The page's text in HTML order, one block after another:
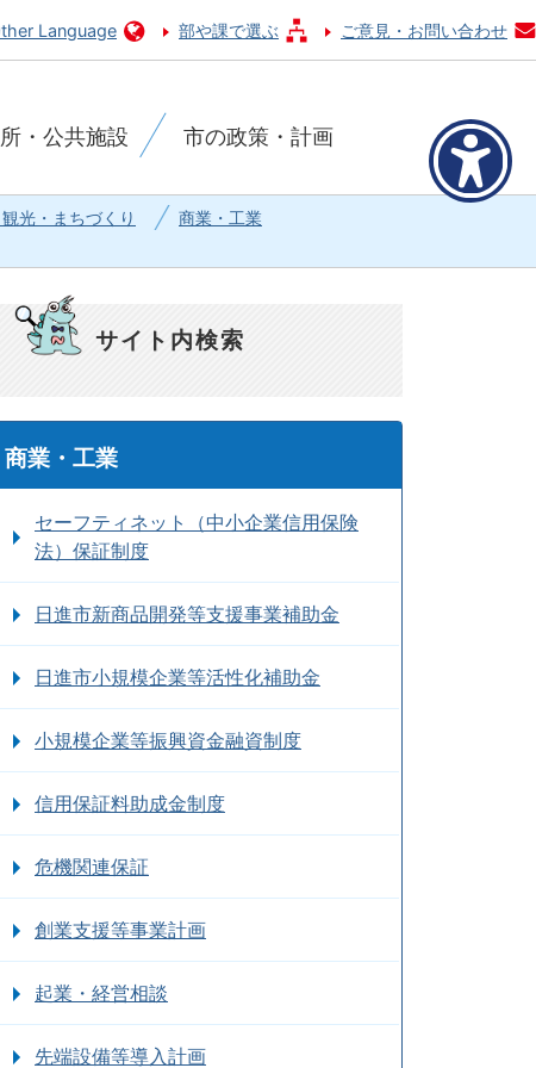
Language 部や課で選ぶ ご意見・お問い合わせ
・公共施設 市の政策・計画
光・まちづくり
商業・工業
サイト内検索
商業・工業
セーフティネット（中小企業信用保険
法）保証制度
日進市新商品開発等支援事業補助金
日進市小規模企業等活性化補助金
小規模企業等振興資金融資制度
信用保証料助成金制度
危機関連保証
創業支援等事業計画
起業・経営相談
先端設備等導入計画